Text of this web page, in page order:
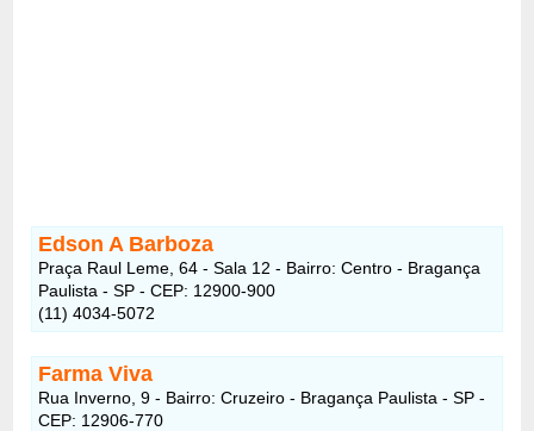
Edson A Barboza
Praça Raul Leme, 64 - Sala 12 - Bairro: Centro - Bragança
Paulista - SP - CEP: 12900-900
(11) 4034-5072
Farma Viva
Rua Inverno, 9 - Bairro: Cruzeiro - Bragança Paulista - SP -
CEP: 12906-770